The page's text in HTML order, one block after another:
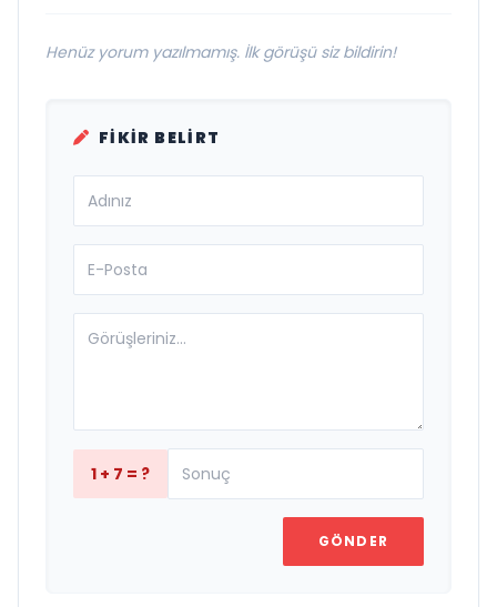
Henüz yorum yazılmamış. İlk görüşü siz bildirin!
FIKIR BELIRT
1 + 7 = ?
GÖNDER